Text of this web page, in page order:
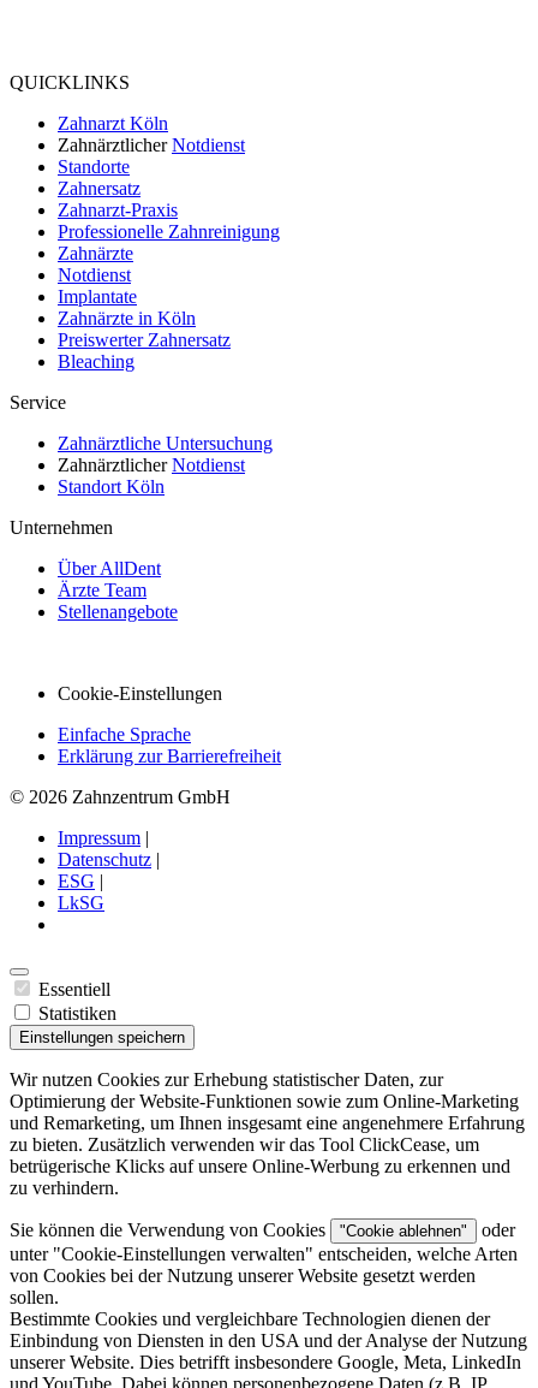
QUICKLINKS
Zahnarzt Köln
ZahnärztlicherNotdienst
Standorte
Zahnersatz
Zahnarzt-Praxis
Professionelle Zahnreinigung
Zahnärzte
Notdienst
Implantate
Zahnärzte in Köln
Preiswerter Zahnersatz
Bleaching
Service
Zahnärztliche Untersuchung
ZahnärztlicherNotdienst
Standort Köln
Unternehmen
Über AllDent
Ärzte Team
Stellenangebote
Cookie-Einstellungen
Einfache Sprache
Erklärung zur Barrierefreiheit
© 2026 Zahnzentrum GmbH
Impressum |
Datenschutz |
ESG |
LkSG
Essentiell
Statistiken
Einstellungen speichern
Wir nutzen Cookies zur Erhebung statistischer Daten, zur
Optimierung der Website-Funktionen sowie zum Online-Marketing
und Remarketing, um Ihnen insgesamt eine angenehmere Erfahrung
zu bieten. Zusätzlich verwenden wir das Tool ClickCease, um
betrügerische Klicks auf unsere Online-Werbung zu erkennen und
zu verhindern.
Sie können die Verwendung von Cookies "Cookie ablehnen"
oder
unter "Cookie-Einstellungen verwalten" entscheiden, welche Arten
von Cookies bei der Nutzung unserer Website gesetzt werden
sollen.
Bestimmte Cookies und vergleichbare Technologien dienen der
Einbindung von Diensten in den USA und der Analyse der Nutzung
unserer Website. Dies betrifft insbesondere Google, Meta, LinkedIn